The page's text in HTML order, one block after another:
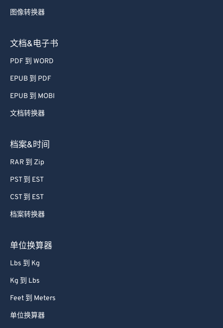
图像转换器
文档&电子书
PDF 到 WORD
EPUB 到 PDF
EPUB 到 MOBI
文档转换器
档案&时间
RAR 到 Zip
PST 到 EST
CST 到 EST
档案转换器
单位换算器
Lbs 到 Kg
Kg 到 Lbs
Feet 到 Meters
单位换算器